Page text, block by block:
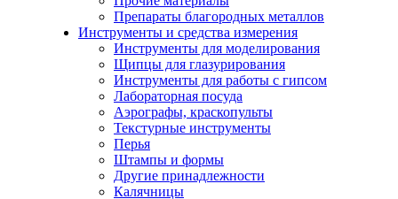
Препараты благородных металлов
Инструменты и средства измерения
Инструменты для моделирования
Щипцы для глазурирования
Инструменты для работы с гипсом
Лабораторная посуда
Аэрографы, краскопульты
Текстурные инструменты
Перья
Штампы и формы
Другие принадлежности
Калячницы